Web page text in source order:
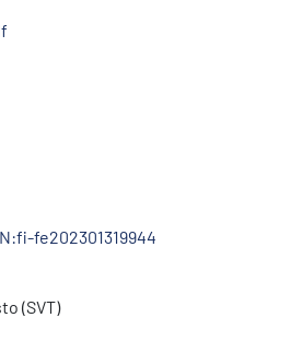
fe202301319944
(SVT)